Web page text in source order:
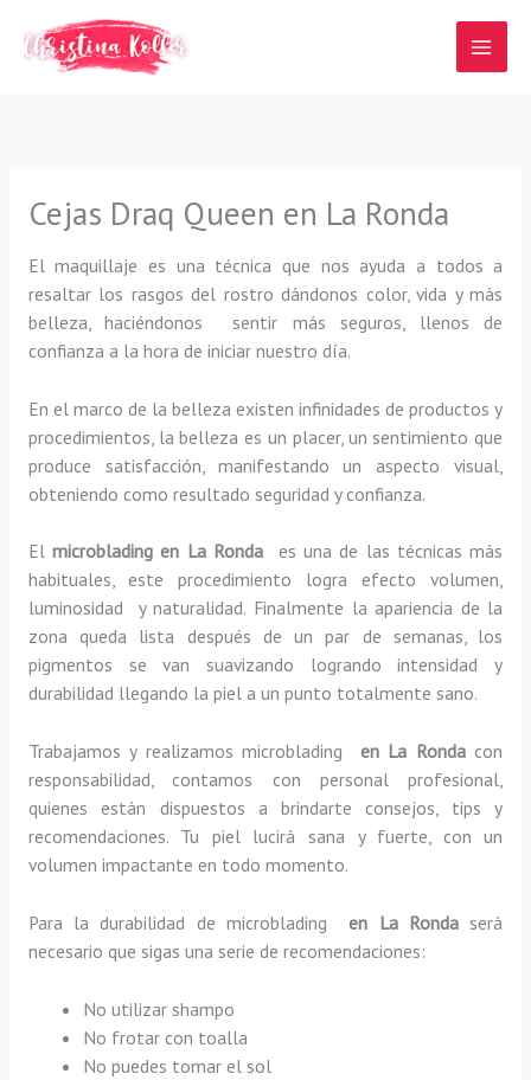
contenido
Cejas Draq Queen en La Ronda
El maquillaje es una técnica que nos ayuda a todos a
resaltar los rasgos del rostro dándonos color, vida y más
belleza, haciéndonos sentir más seguros, llenos de
confianza a la hora de iniciar nuestro día.
En el marco de la belleza existen infinidades de productos y
procedimientos, la belleza es un placer, un sentimiento que
produce satisfacción, manifestando un aspecto visual,
obteniendo como resultado seguridad y confianza.
Elmicroblading en La Ronda es una de las técnicas más
habituales, este procedimiento logra efecto volumen,
luminosidad y naturalidad. Finalmente la apariencia de la
zona queda lista después de un par de semanas, los
pigmentos se van suavizando logrando intensidad y
durabilidad llegando la piel a un punto totalmente sano.
Trabajamos y realizamos microblading en La Ronda con
responsabilidad, contamos con personal profesional,
quienes están dispuestos a brindarte consejos, tips y
recomendaciones. Tu piel lucirá sana y fuerte, con un
volumen impactante en todo momento.
Para la durabilidad de microblading en La Ronda será
necesario que sigas una serie de recomendaciones:
No utilizar shampo
No frotar con toalla
No puedes tomar el sol